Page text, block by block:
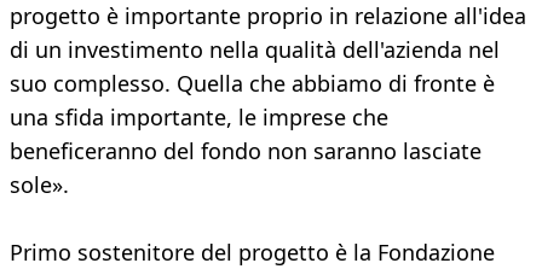
progetto è importante proprio in relazione all'idea
di un investimento nella qualità dell'azienda nel
suo complesso. Quella che abbiamo di fronte è
una sfida importante, le imprese che
beneficeranno del fondo non saranno lasciate
sole».
Primo sostenitore del progetto è la Fondazione